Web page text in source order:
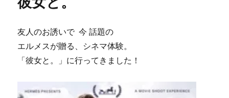
友人のお誘いで 今 話題の
エルメスが贈る、シネマ体験。
「彼女と。」に行ってきました！